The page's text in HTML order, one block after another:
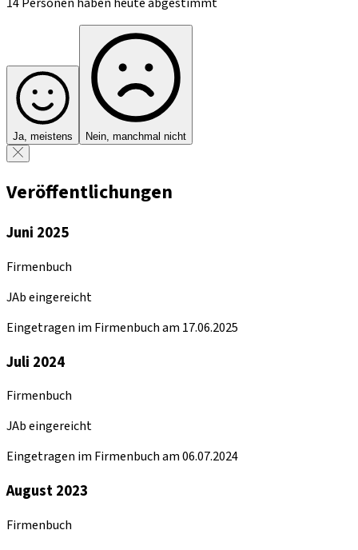
Ja, meistens Nein, manchmal nicht
Veröffentlichungen
Juni 2025
Firmenbuch
JAb eingereicht
Eingetragen im Firmenbuch am 17.06.2025
Juli 2024
Firmenbuch
JAb eingereicht
Eingetragen im Firmenbuch am 06.07.2024
August 2023
Firmenbuch